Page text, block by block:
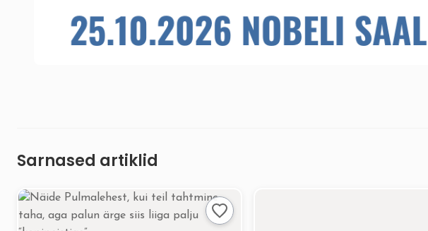
Sarnased artiklid